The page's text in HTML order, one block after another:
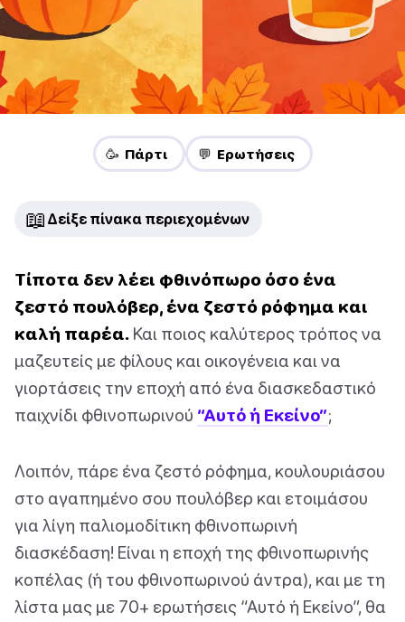
🥳 Πάρτι 💬 Ερωτήσεις
📖 Δείξε πίνακα περιεχομένων
Τίποτα δεν λέει φθινόπωρο όσο ένα
ζεστό πουλόβερ, ένα ζεστό ρόφημα και
καλή παρέα. Και ποιος καλύτερος τρόπος να
μαζευτείς με φίλους και οικογένεια και να
γιορτάσεις την εποχή από ένα διασκεδαστικό
παιχνίδι φθινοπωρινού “Αυτό ή Εκείνο”;
Λοιπόν, πάρε ένα ζεστό ρόφημα, κουλουριάσου
στο αγαπημένο σου πουλόβερ και ετοιμάσου
για λίγη παλιομοδίτικη φθινοπωρινή
διασκέδαση! Είναι η εποχή της φθινοπωρινής
κοπέλας (ή του φθινοπωρινού άντρα), και με τη
λίστα μας με 70+ ερωτήσεις “Αυτό ή Εκείνο”, θα